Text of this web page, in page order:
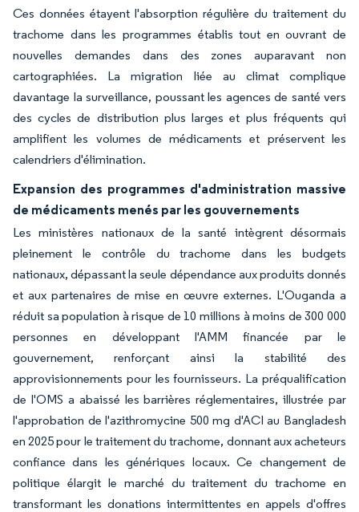
Ces données étayent l'absorption régulière du traitement du
trachome dans les programmes établis tout en ouvrant de
nouvelles demandes dans des zones auparavant non
cartographiées. La migration liée au climat complique
davantage la surveillance, poussant les agences de santé vers
des cycles de distribution plus larges et plus fréquents qui
amplifient les volumes de médicaments et préservent les
calendriers d'élimination.
Expansion des programmes d'administration massive
de médicaments menés par les gouvernements
Les ministères nationaux de la santé intègrent désormais
pleinement le contrôle du trachome dans les budgets
nationaux, dépassant la seule dépendance aux produits donnés
et aux partenaires de mise en œuvre externes. L'Ouganda a
réduit sa population à risque de 10 millions à moins de 300 000
personnes en développant l'AMM financée par le
gouvernement, renforçant ainsi la stabilité des
approvisionnements pour les fournisseurs. La préqualification
de l'OMS a abaissé les barrières réglementaires, illustrée par
l'approbation de l'azithromycine 500 mg d'ACI au Bangladesh
en 2025 pour le traitement du trachome, donnant aux acheteurs
confiance dans les génériques locaux. Ce changement de
politique élargit le marché du traitement du trachome en
transformant les donations intermittentes en appels d'offres